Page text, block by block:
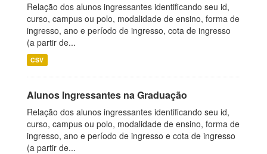
Relação dos alunos ingressantes identificando seu id,
curso, campus ou polo, modalidade de ensino, forma de
ingresso, ano e período de ingresso, cota de ingresso
(a partir de...
CSV
Alunos Ingressantes na Graduação
Relação dos alunos ingressantes identificando seu id,
curso, campus ou polo, modalidade de ensino, forma de
ingresso, ano e período de ingresso e cota de ingresso
(a partir de...